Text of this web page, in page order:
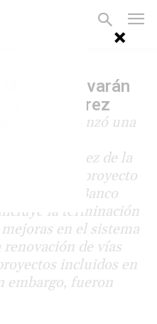
renovarán
León Suárez
lanzó una
de la
León Suárez de la
parte del proyecto
por el Banco
la terminación
en el sistema
de vías
incluidos en
embargo, fueron